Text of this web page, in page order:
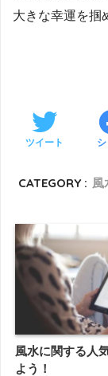
大きな幸運を掴
ツイート
CATEGORY : 風
風水に関する人
よう！